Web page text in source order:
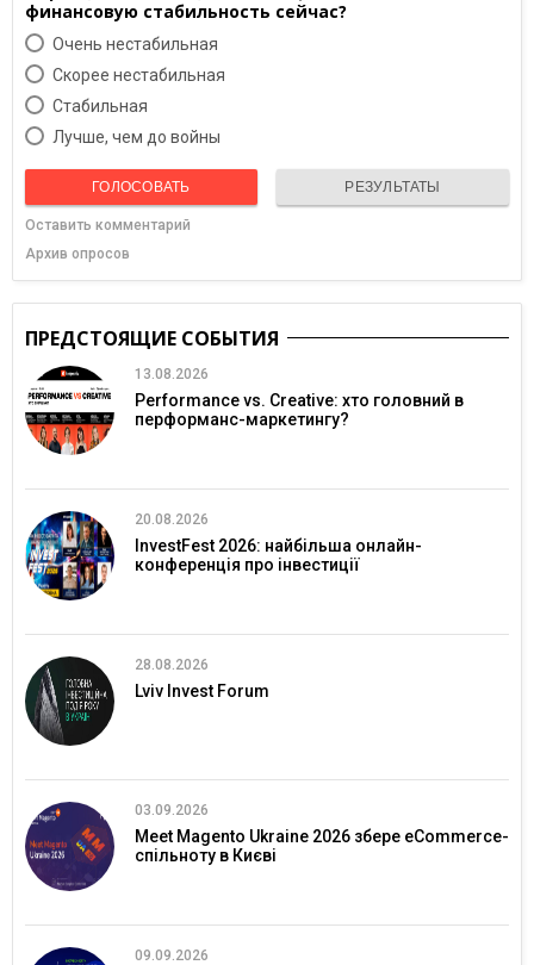
финансовую стабильность сейчас?
Очень нестабильная
Скорее нестабильная
Cтабильная
Лучше, чем до войны
ГОЛОСОВАТЬ РЕЗУЛЬТАТЫ
Оставить комментарий
Архив опросов
ПРЕДСТОЯЩИЕ СОБЫТИЯ
13.08.2026
Performance vs. Creative: хто головний в
перформанс-маркетингу?
20.08.2026
InvestFest 2026: найбільша онлайн-
конференція про інвестиції
28.08.2026
Lviv Invest Forum
03.09.2026
Meet Magento Ukraine 2026 збере eCommerce-
спільноту в Києві
09.09.2026